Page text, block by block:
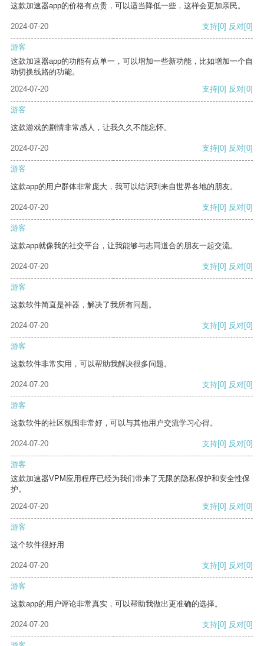
这款加速器app的价格有点贵，可以适当降低一些，这样会更加亲民。
2024-07-20 支持[0] 反对[0]
游客
这款加速器app的功能有点单一，可以增加一些新功能，比如增加一个自
动切换线路的功能。
2024-07-20
支持[0] 反对[0]
游客
这款游戏的剧情非常感人，让我久久不能忘怀。
2024-07-20 支持[0] 反对[0]
游客
这款app的用户群体非常庞大，我可以结识到来自世界各地的朋友。
2024-07-20 支持[0] 反对[0]
游客
这款app就像我的社交平台，让我能够与志同道合的朋友一起交流。
2024-07-20 支持[0] 反对[0]
游客
这款软件简直是神器，解决了我所有问题。
2024-07-20 支持[0] 反对[0]
游客
这款软件非常实用，可以帮助我解决很多问题。
2024-07-20 支持[0] 反对[0]
游客
这款软件的社区氛围非常好，可以与其他用户交流学习心得。
2024-07-20 支持[0] 反对[0]
游客
这款加速器VPM应用程序已经为我们带来了无限的隐私保护和安全性保
护。
2024-07-20
支持[0] 反对[0]
游客
这个软件很好用
2024-07-20 支持[0] 反对[0]
游客
这款app的用户评论非常真实，可以帮助我做出更准确的选择。
2024-07-20 支持[0] 反对[0]